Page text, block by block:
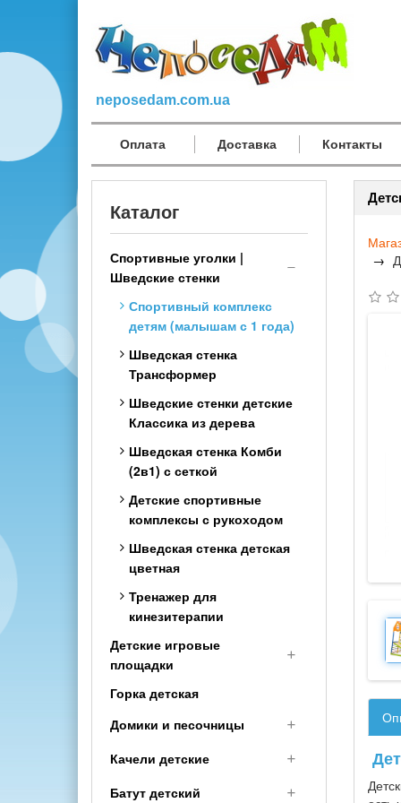
neposedam.com.ua
Оплата Доставка Контакты
Каталог
Спортивные уголки |
Шведские стенки
Спортивный комплекс
детям (малышам с 1 года)
Шведская стенка
Трансформер
Шведские стенки детские
Классика из дерева
Шведская стенка Комби
(2в1) с сеткой
Детские спортивные
комплексы с рукоходом
Шведская стенка детская
цветная
Тренажер для
кинезитерапии
Детские игровые
площадки
Деревянные детские
дачи
Детские площадки Люкс
Горка детская
Домики и песочницы
Домики детские
Песочница деревянная
Качели детские
Качели для улицы и дачи
Батут детский